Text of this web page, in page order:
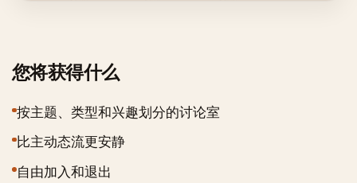
您将获得什么
按主题、类型和兴趣划分的讨论室
比主动态流更安静
自由加入和退出